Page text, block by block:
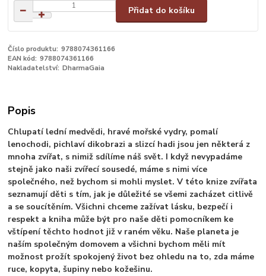
Přidat do košíku
Číslo produktu: 9788074361166
EAN kód: 9788074361166
Nakladatelství: DharmaGaia
Popis
Chlupatí lední medvědi, hravé mořské vydry, pomalí
lenochodi, pichlaví dikobrazi a slizcí hadi jsou jen některá z
mnoha zvířat, s nimiž sdílíme náš svět. I když nevypadáme
stejně jako naši zvířecí sousedé, máme s nimi více
společného, než bychom si mohli myslet. V této knize zvířata
seznamují děti s tím, jak je důležité se všemi zacházet citlivě
a se soucítěním. Všichni chceme zažívat lásku, bezpečí i
respekt a kniha může být pro naše děti pomocníkem ke
vštípení těchto hodnot již v raném věku. Naše planeta je
naším společným domovem a všichni bychom měli mít
možnost prožít spokojený život bez ohledu na to, zda máme
ruce, kopyta, šupiny nebo kožešinu.